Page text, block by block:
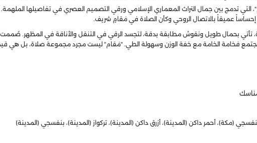
التي تدمج بين جمال التراث المعماري الإسلامي ورقي التصميم العصري في تفاصيلها
عميقاً بالاتصال الروحي وكأن الصلاة في مَقامٍ شريف.
تأتي بحمال طويل ونقوش مطابقة بدقة، لتجسد الرقي في التنقل والأناقة في المظهر.
تجتمع فخامة الخامة مع خفة الوزن وسهولة الطي. "مَقام" ليست مجرد مجموعة صلاة، بل هي
(مكة)، أحمر داكن (المدينة)، أزرق داكن (المدينة)، تركواز (المدينة)، بنفسجي (المدينة)